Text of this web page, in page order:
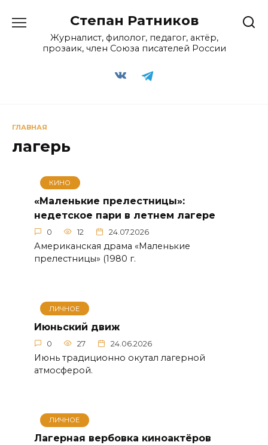
содержанию
Степан Ратников
Журналист, филолог, педагог, актёр,
прозаик, член Союза писателей России
ГЛАВНАЯ
лагерь
КИНО
«Маленькие прелестницы»:
недетское пари в летнем лагере
0 12 24.07.2026
Американская драма «Маленькие
прелестницы» (1980 г.
ЛИЧНОЕ
Июньский движ
0 27 24.06.2026
Июнь традиционно окутал лагерной
атмосферой.
ЛИЧНОЕ
Лагерная вербовка киноактёров